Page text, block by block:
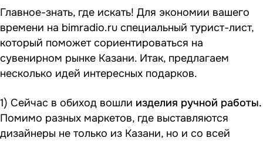
Главное-знать, где искать! Для экономии вашего
времени на bimradio.ru специальный турист-лист,
который поможет сориентироваться на
сувенирном рынке Казани. Итак, предлагаем
несколько идей интересных подарков.
1) Сейчас в обиход вошли изделия ручной работы.
Помимо разных маркетов, где выставляются
дизайнеры не только из Казани, но и со всей